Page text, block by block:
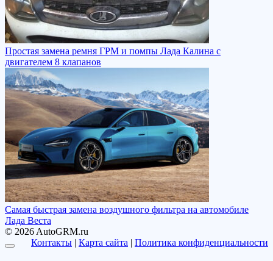
Простая замена ремня ГРМ и помпы Лада Калина с
двигателем 8 клапанов
Самая быстрая замена воздушного фильтра на автомобиле
Лада Веста
© 2026 AutoGRM.ru
Контакты | Карта сайта | Политика конфиденциальности